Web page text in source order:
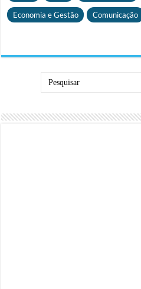
Economia e Gestão Comunicação